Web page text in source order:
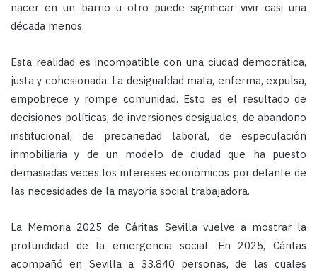
nacer en un barrio u otro puede significar vivir casi una
década menos.
Esta realidad es incompatible con una ciudad democrática,
justa y cohesionada. La desigualdad mata, enferma, expulsa,
empobrece y rompe comunidad. Esto es el resultado de
decisiones políticas, de inversiones desiguales, de abandono
institucional, de precariedad laboral, de especulación
inmobiliaria y de un modelo de ciudad que ha puesto
demasiadas veces los intereses económicos por delante de
las necesidades de la mayoría social trabajadora.
La Memoria 2025 de Cáritas Sevilla vuelve a mostrar la
profundidad de la emergencia social. En 2025, Cáritas
acompañó en Sevilla a 33.840 personas, de las cuales